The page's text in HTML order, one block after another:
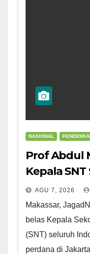
NASIONAL
Prof Abdul
Kepala SNT
AGU 7, 2026
Makassar,
belas Kepala
(SNT) seluruh
perdana di